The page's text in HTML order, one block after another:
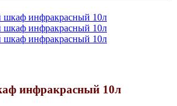
инфракрасный 10л